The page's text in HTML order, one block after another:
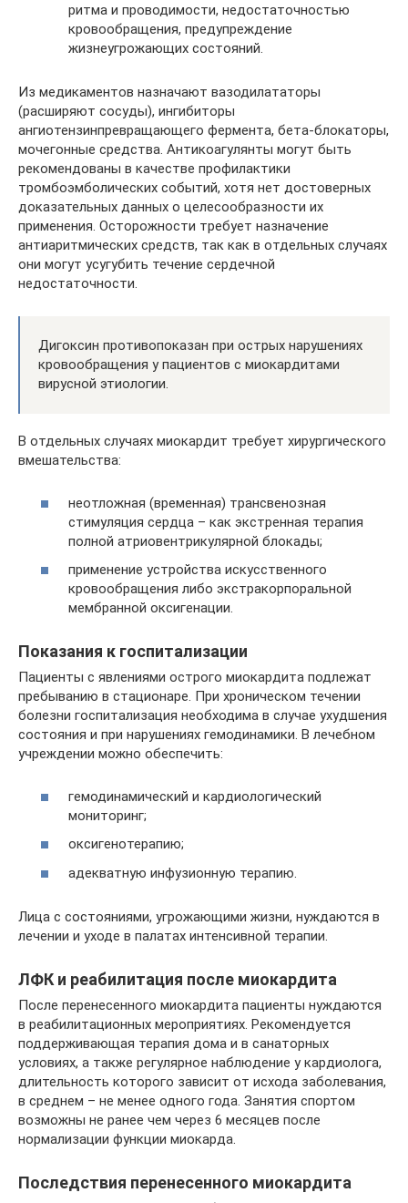
ритма и проводимости, недостаточностью
кровообращения, предупреждение
жизнеугрожающих состояний.
Из медикаментов назначают вазодилататоры
(расширяют сосуды), ингибиторы
ангиотензинпревращающего фермента, бета-блокаторы,
мочегонные средства. Антикоагулянты могут быть
рекомендованы в качестве профилактики
тромбоэмболических событий, хотя нет достоверных
доказательных данных о целесообразности их
применения. Осторожности требует назначение
антиаритмических средств, так как в отдельных случаях
они могут усугубить течение сердечной
недостаточности.
Дигоксин противопоказан при острых нарушениях
кровообращения у пациентов с миокардитами
вирусной этиологии.
В отдельных случаях миокардит требует хирургического
вмешательства:
неотложная (временная) трансвенозная
стимуляция сердца – как экстренная терапия
полной атриовентрикулярной блокады;
применение устройства искусственного
кровообращения либо экстракорпоральной
мембранной оксигенации.
Показания к госпитализации
Пациенты с явлениями острого миокардита подлежат
пребыванию в стационаре. При хроническом течении
болезни госпитализация необходима в случае ухудшения
состояния и при нарушениях гемодинамики. В лечебном
учреждении можно обеспечить:
гемодинамический и кардиологический
мониторинг;
оксигенотерапию;
адекватную инфузионную терапию.
Лица с состояниями, угрожающими жизни, нуждаются в
лечении и уходе в палатах интенсивной терапии.
ЛФК и реабилитация после миокардита
После перенесенного миокардита пациенты нуждаются
в реабилитационных мероприятиях. Рекомендуется
поддерживающая терапия дома и в санаторных
условиях, а также регулярное наблюдение у кардиолога,
длительность которого зависит от исхода заболевания,
в среднем – не менее одного года. Занятия спортом
возможны не ранее чем через 6 месяцев после
нормализации функции миокарда.
Последствия перенесенного миокардита